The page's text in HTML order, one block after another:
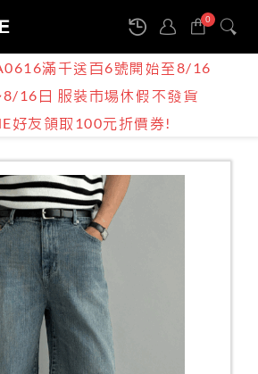
0
滿千送百6號開始至8/16
16日 服裝市場休假不發貨
好友領取100元折價券!
介紹 BOY | MEN
牛仔褲
韓國男裝推薦 / 粗紡鬆緊後腰牛仔寬褲